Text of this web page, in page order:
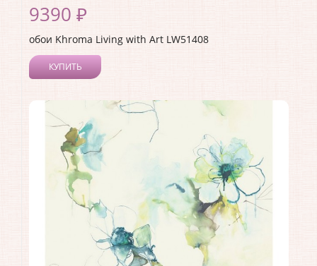
9390 ₽
обои Khroma Living with Art LW51408
КУПИТЬ
Коллекция:
Living with Art
Длина рулона:
Ширина рулона:0.68
Материал покрытия:
США
Материал основы:
Раппорт:68